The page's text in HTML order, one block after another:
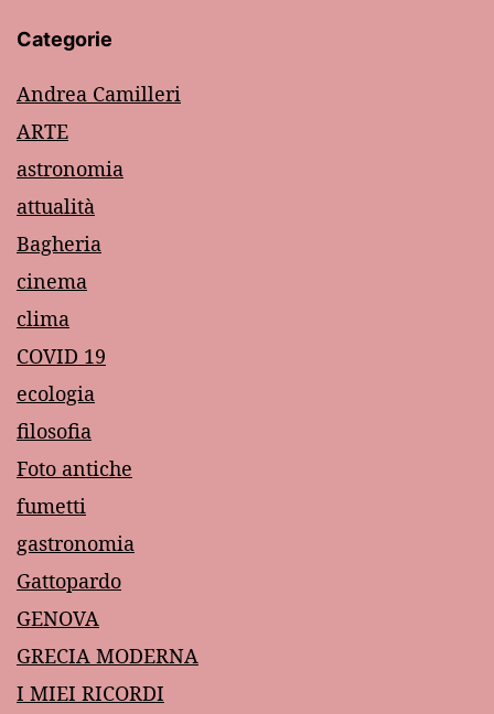
Categorie
Andrea Camilleri
ARTE
astronomia
attualità
Bagheria
cinema
clima
COVID 19
ecologia
filosofia
Foto antiche
fumetti
gastronomia
Gattopardo
GENOVA
GRECIA MODERNA
I MIEI RICORDI